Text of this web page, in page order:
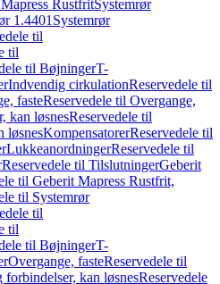
RustfritSystemrør
1.4401 Systemrør
til
til
til BøjningerT-
Indvendig cirkulationReservedele til
fasteReservedele til Overgange,
kan løsnesReservedele til
løsnesKompensatorerReservedele til
LukkeanordningerReservedele til
Reservedele til TilslutningerGeberit
til Geberit Mapress Rustfrit,
til Systemrør
til
til
til BøjningerT-
Overgange, fasteReservedele til
forbindelser, kan løsnesReservedele